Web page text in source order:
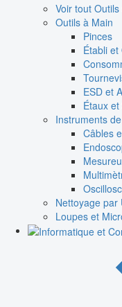
Voir tout
Outils à Main
Pinces
Établi et
ESD et
Étaux
Instruments
Câbles
Nettoyage par
Loupes et